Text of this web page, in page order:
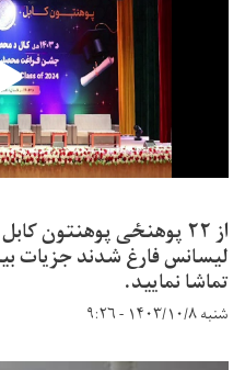
لیسانس فارغ شدند جزیات
تماشا نمایید.
شنبه ۱۴۰۳/۱۰/۸ - ۹:۲۶